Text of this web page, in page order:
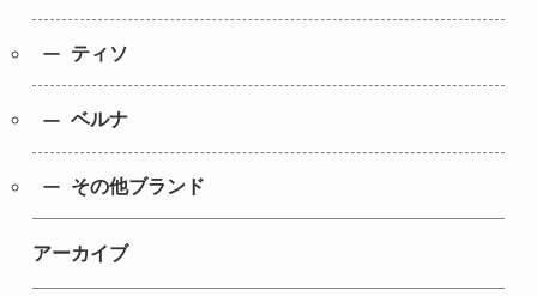
ティソ
ベルナ
その他ブランド
アーカイブ